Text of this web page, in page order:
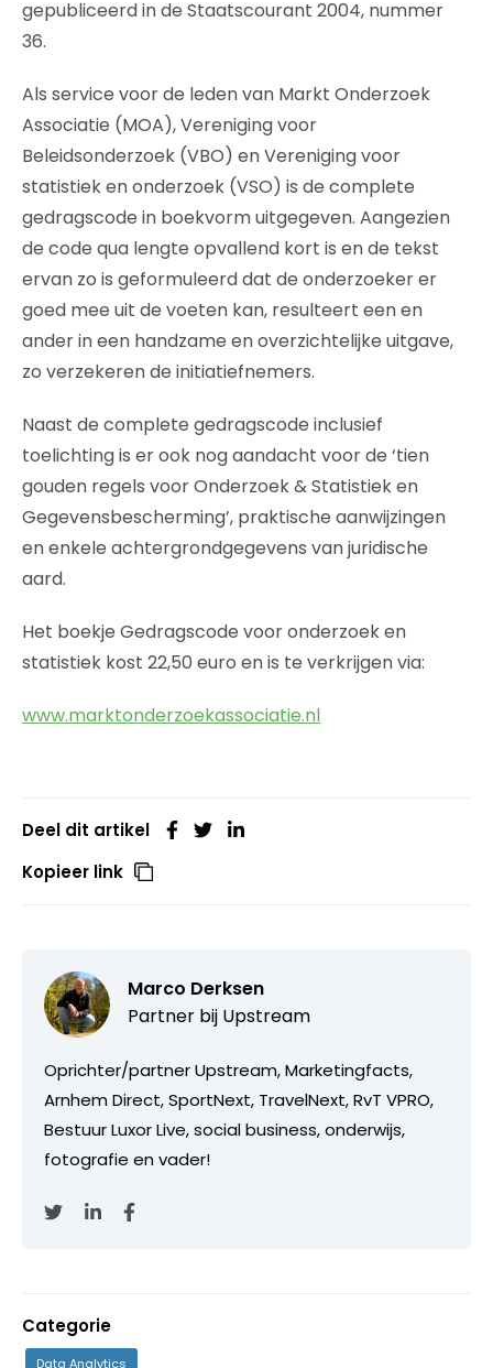
gepubliceerd in de Staatscourant 2004, nummer
36.
Als service voor de leden van Markt Onderzoek
Associatie (MOA), Vereniging voor
Beleidsonderzoek (VBO) en Vereniging voor
statistiek en onderzoek (VSO) is de complete
gedragscode in boekvorm uitgegeven. Aangezien
de code qua lengte opvallend kort is en de tekst
ervan zo is geformuleerd dat de onderzoeker er
goed mee uit de voeten kan, resulteert een en
ander in een handzame en overzichtelijke uitgave,
zo verzekeren de initiatiefnemers.
Naast de complete gedragscode inclusief
toelichting is er ook nog aandacht voor de ‘tien
gouden regels voor Onderzoek & Statistiek en
Gegevensbescherming’, praktische aanwijzingen
en enkele achtergrondgegevens van juridische
aard.
Het boekje Gedragscode voor onderzoek en
statistiek kost 22,50 euro en is te verkrijgen via:
www.marktonderzoekassociatie.nl
Deel dit artikel
Kopieer link
Marco Derksen
Partner bij Upstream
Oprichter/partner Upstream, Marketingfacts,
Arnhem Direct, SportNext, TravelNext, RvT VPRO,
Bestuur Luxor Live, social business, onderwijs,
fotografie en vader!
Categorie
Data Analytics